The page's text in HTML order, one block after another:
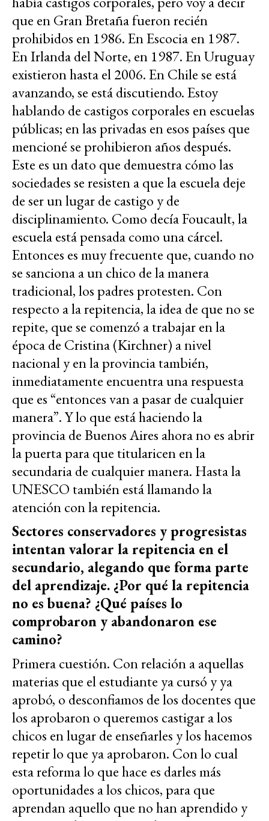
que en Gran Bretaña fueron recién
prohibidos en 1986. En Escocia en 1987.
En Irlanda del Norte, en 1987. En Uruguay
existieron hasta el 2006. En Chile se está
avanzando, se está discutiendo. Estoy
hablando de castigos corporales en escuelas
públicas; en las privadas en esos países que
mencioné se prohibieron años después.
Este es un dato que demuestra cómo las
sociedades se resisten a que la escuela deje
de ser un lugar de castigo y de
disciplinamiento. Como decía Foucault, la
escuela está pensada como una cárcel.
Entonces es muy frecuente que, cuando no
se sanciona a un chico de la manera
tradicional, los padres protesten. Con
respecto a la repitencia, la idea de que no se
repite, que se comenzó a trabajar en la
época de Cristina (Kirchner) a nivel
nacional y en la provincia también,
inmediatamente encuentra una respuesta
que es “entonces van a pasar de cualquier
manera”. Y lo que está haciendo la
provincia de Buenos Aires ahora no es abrir
la puerta para que titularicen en la
secundaria de cualquier manera. Hasta la
UNESCO también está llamando la
atención con la repitencia.
Sectores conservadores y progresistas
intentan valorar la repitencia en el
secundario, alegando que forma parte
del aprendizaje. ¿Por qué la repitencia
no es buena? ¿Qué países lo
comprobaron y abandonaron ese
camino?
Primera cuestión. Con relación a aquellas
materias que el estudiante ya cursó y ya
aprobó, o desconfiamos de los docentes que
los aprobaron o queremos castigar a los
chicos en lugar de enseñarles y los hacemos
repetir lo que ya aprobaron. Con lo cual
esta reforma lo que hace es darles más
oportunidades a los chicos, para que
aprendan aquello que no han aprendido y